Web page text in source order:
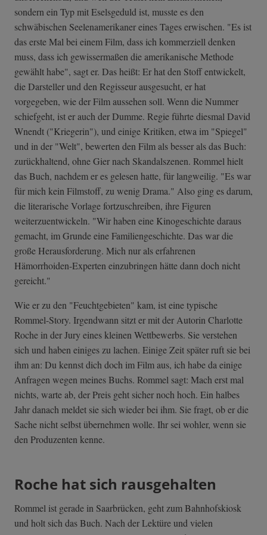
sondern ein Typ mit Eselsgeduld ist, musste es den
schwäbischen Seelenamerikaner eines Tages erwischen. "Es ist
das erste Mal bei einem Film, dass ich kommerziell denken
muss, dass ich gewissermaßen die amerikanische Methode
gewählt habe", sagt er. Das heißt: Er hat den Stoff entwickelt,
die Darsteller und den Regisseur ausgesucht, er hat
vorgegeben, wie der Film aussehen soll. Wenn die Nummer
schiefgeht, ist er auch der Dumme. Regie führte diesmal David
Wnendt ("Kriegerin"), und einige Kritiken, etwa im "Spiegel"
und in der "Welt", bewerten den Film als besser als das Buch:
zurückhaltend, ohne Gier nach Skandalszenen. Rommel hielt
das Buch, nachdem er es gelesen hatte, für langweilig. "Es war
für mich kein Filmstoff, zu wenig Drama." Also ging es darum,
die literarische Vorlage fortzuschreiben, ihre Figuren
weiterzuentwickeln. "Wir haben eine Kinogeschichte daraus
gemacht, im Grunde eine Familiengeschichte. Das war die
große Herausforderung. Mich nur als erfahrenen
Hämorrhoiden-Experten einzubringen hätte dann doch nicht
gereicht."
Wie er zu den "Feuchtgebieten" kam, ist eine typische
Rommel-Story. Irgendwann sitzt er mit der Autorin Charlotte
Roche in der Jury eines kleinen Wettbewerbs. Sie verstehen
sich und haben einiges zu lachen. Einige Zeit später ruft sie bei
ihm an: Du kennst dich doch im Film aus, ich habe da einige
Anfragen wegen meines Buchs. Rommel sagt: Mach erst mal
nichts, warte ab, der Preis geht sicher noch hoch. Ein halbes
Jahr danach meldet sie sich wieder bei ihm. Sie fragt, ob er die
Sache nicht selbst übernehmen wolle. Ihr sei wohler, wenn sie
den Produzenten kenne.
Roche hat sich rausgehalten
Rommel ist gerade in Saarbrücken, geht zum Bahnhofskiosk
und holt sich das Buch. Nach der Lektüre und vielen